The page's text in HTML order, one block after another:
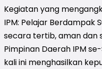
Kegiatan yang
IPM: Pelajar Berdampak
secara tertib, aman dan
Pimpinan Daerah IPM
kali ini menghasilkan